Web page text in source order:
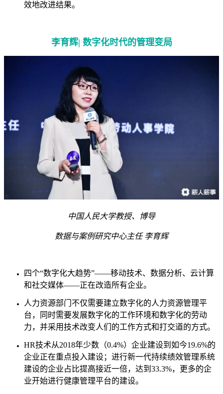
效地改进结果。
李育辉| 数字化时代的管理变局
中国人民大学教授、博导
数据与案例研究中心主任 李育辉
四个“数字化大趋势”——移动技术、数据分析、云计算
和社交媒体——正在改造所有企业。
人力资源部门不仅需要建立数字化的人力资源管理平
台，同时需要发展数字化的工作环境和数字化的劳动
力，并采用技术改变人们的工作方式和打交道的方式。
HR技术从2018年少数（0.4%）企业建设到如今19.6%的
企业正在重点投入建设；进行新一代持续绩效管理系统
建设的企业占比提高接近一倍，达到33.3%，更多的企
业开始进行健康管理平台的建设。